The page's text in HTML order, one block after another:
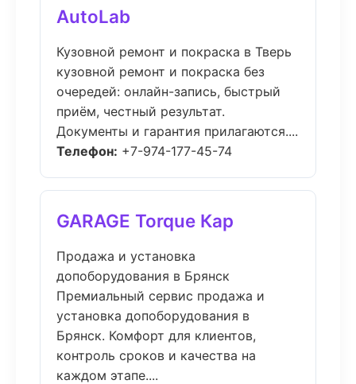
AutoLab
Кузовной ремонт и покраска в Тверь
кузовной ремонт и покраска без
очередей: онлайн-запись, быстрый
приём, честный результат.
Документы и гарантия прилагаются....
Телефон: +7-974-177-45-74
GARAGE Torque Кар
Продажа и установка
допоборудования в Брянск
Премиальный сервис продажа и
установка допоборудования в
Брянск. Комфорт для клиентов,
контроль сроков и качества на
каждом этапе....